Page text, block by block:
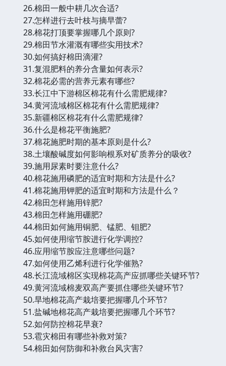
26.棉田一般中耕几次合适?
27.怎样进行去叶枝与摘早蕾?
28.棉花打顶要掌握哪几个原则?
29.棉田节水灌溉有哪些实用技术?
30.如何搞好棉田滴灌?
31.复混肥料的养分含量如何表示?
32.棉花必需的营养元素有哪些?
33.长江中下游棉区棉花有什么需肥规律?
34.黄河流域棉区棉花有什么需肥规律?
35.新疆棉区棉花有什么需肥规律?
36.什么是棉花平衡施肥?
37.棉花施肥时期的基本原则是什么?
38.土壤酸碱度如何影响根系对矿质养分的吸收?
39.施用尿素时要注意什么?
40.棉花施用磷肥的适宜时期和方法是什么?
41.棉花施用钾肥的适宜时期和方法是什么？
42.棉田怎样施用锌肥?
43.棉田怎样施用硼肥?
44.棉田如何施用铜肥、锰肥、钼肥?
45.如何使用缩节胺进行化学调控?
46.应用缩节胺应注意哪些问题?
47.如何使用乙烯利进行化学催熟?
48.长江流域棉区实现棉花高产应抓哪些关键环节?
49.黄河流域棉麦双高产要抓住哪些关键环节?
50.旱地棉花高产栽培要把握哪几个环节?
51.盐碱地棉花高产栽培要把握哪几个环节?
52.如何防控棉花早衰?
53.雹灾棉田有哪些补救对策?
54.棉田如何防御和补救台风灾害?